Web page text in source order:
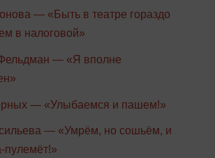
— «Быть в театре гораздо
в налоговой»
— «Я вполне
— «Улыбаемся и пашем!»
— «Умрём, но сошьём, и
пулемёт!»